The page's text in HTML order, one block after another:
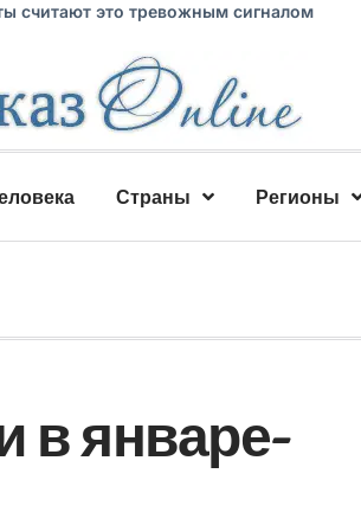
считают это тревожным сигналом
Страны Регионы
в январе-